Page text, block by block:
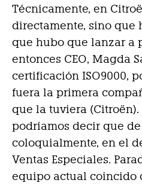
Técnicamente, en
directamente, sino que
que hubo que lanzar a
entonces CEO, Magda
certificación ISO9000,
fuera la primera
que la tuviera (Citroën).
podríamos decir que de
coloquialmente, en el
Ventas Especiales.
equipo actual coincido